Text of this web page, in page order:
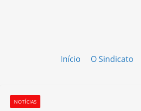
Início O Sindicato
NOTÍCIAS